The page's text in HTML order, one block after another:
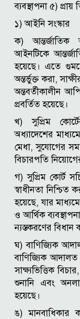
ব্যবস্থাপনা ৫)
১) আইনি সংস্কার
ক) আন্তর্জাতিক
আইনটিকে
হয়েছে। এতে
অন্তর্ভুক্ত করা,
অন্তবর্তীকালীন
প্রবর্তিত হয়েছে।
খ) সুপ্রিম
অধ্যাদেশের
মেধা, সুযোগের
বিচারপতি
গ) সুপ্রিম কোর্ট
স্বাধীনতা নিশ্চিত
হয়েছে, যার
ও আর্থিক
ন্যস্তকরণের বিধান
ঘ) বাণিজ্যিক
বাণিজ্যিক আদালত
সাক্ষ্যভিত্তিক
শুনানি এবং
হয়েছে।
ঙ) মানবাধিকার